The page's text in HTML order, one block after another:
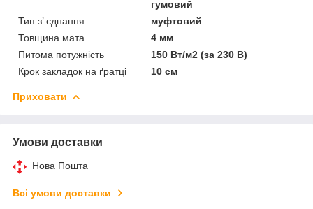
гумовий
Тип з’ єднання
муфтовий
Товщина мата
4 мм
Питома потужність
150 Вт/м2 (за 230 В)
Крок закладок на ґратці
10 см
Приховати
Умови доставки
Нова Пошта
Всі умови доставки